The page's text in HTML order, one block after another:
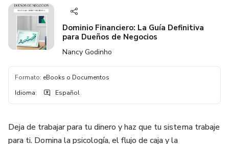
Dominio Financiero: La Guía Definitiva
para Dueños de Negocios
Nancy Godinho
Formato: eBooks o Documentos
Idioma: Español
Deja de trabajar para tu dinero y haz que tu sistema trabaje
para ti. Domina la psicología, el flujo de caja y la